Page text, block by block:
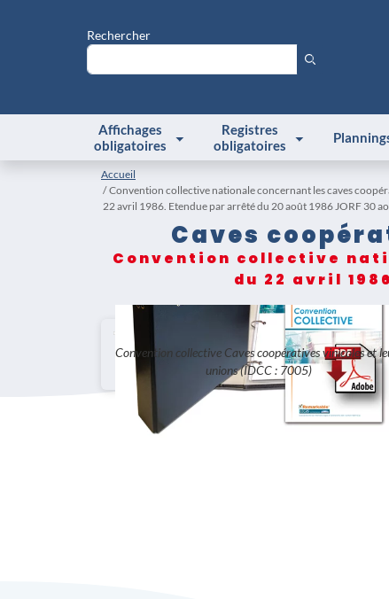
Rechercher
Affichages
obligatoires
Registres
obligatoires
Accueil
Convention collective nationale concernant les caves
22 avril 1986. Etendue par arrêté du 20 août 1986 JORF 30
Caves
Convention collective
du 22 avril
Convention collective Caves coopératives vinicoles et
unions (IDCC : 7005)